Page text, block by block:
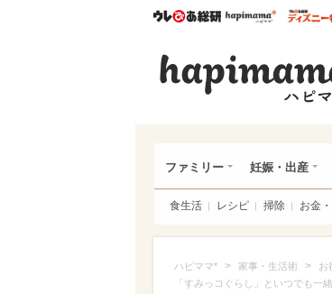
ウレぴあ総研ハピマ
ファミリー 妊娠・出産
食生活 レシピ 掃除 お金
ハピママ* > 家事・生活術 > お
「すみっコぐらし」といつでも一